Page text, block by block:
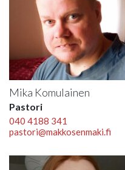
Mika Komulainen
Pastori
040 4188 341
pastori@makkosenmaki.fi